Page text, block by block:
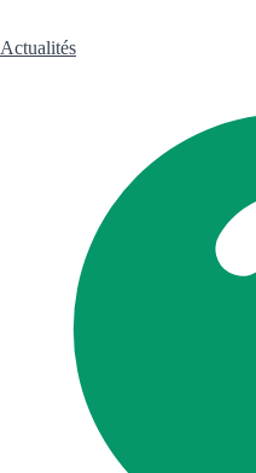
Actualités